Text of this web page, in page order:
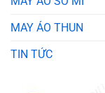
MAY ÁO THUN
TIN TỨC